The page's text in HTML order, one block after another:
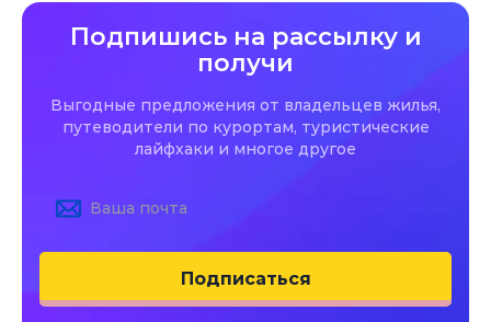
Подпишись на рассылку и
получи
Выгодные предложения от владельцев жилья,
путеводители по курортам, туристические
лайфхаки и многое другое
Подписаться